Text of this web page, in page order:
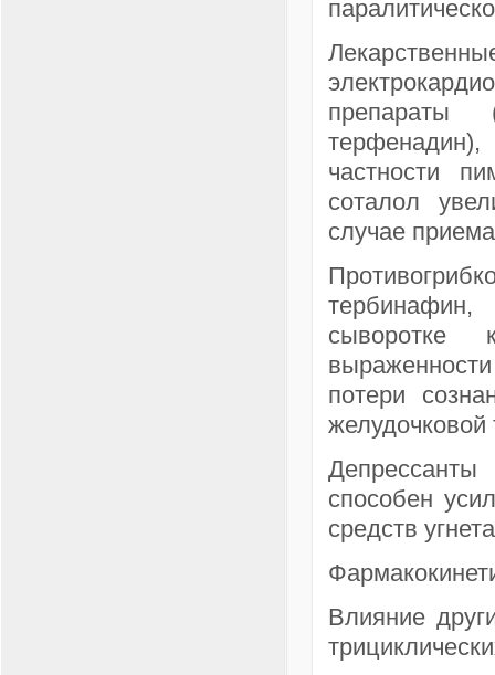
препараты
частности
соталол
случае
сыворотке
потери
желудочковой
способен
средств
Влияние